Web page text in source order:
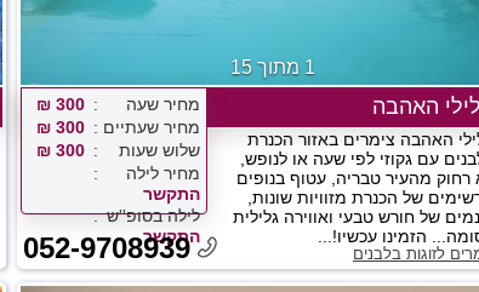
1 מתוך 15
האהבה
האהבה צימרים באזור הכנרת
עם גקוזי לפי שעה או לנופש,
רחוק מהעיר טבריה, עטוף בנופים
של הכנרת מזוויות שונות,
של חורש טבעי ואווירה גלילית
הזמינו עכשיו!...
לזוגות בלבנים
מחיר שעה
300 ₪
מחיר שעתיים
300 ₪
שלוש שעות
300 ₪
מחיר לילה
התקשר
לילה בסופ''ש
התקשר
052-9708939